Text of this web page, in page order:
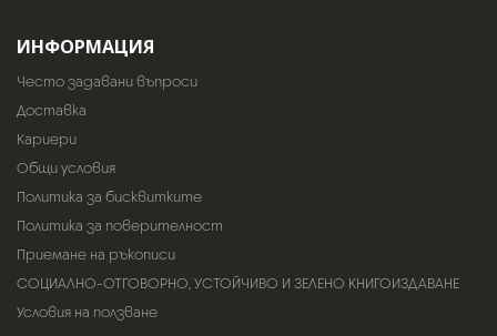
ИНФОРМАЦИЯ
Често задавани въпроси
Доставка
Кариери
Общи условия
Политика за бисквитките
Политика за поверителност
Приемане на ръкописи
СОЦИАЛНО-ОТГОВОРНО, УСТОЙЧИВО И ЗЕЛЕНО КНИГОИЗДАВАНЕ
Условия на ползване